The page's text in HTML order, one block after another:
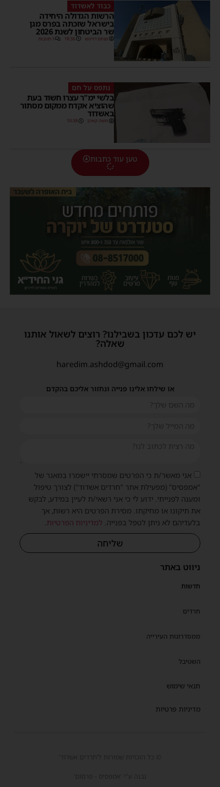
כבוד לאשדוד
הרשות הגדולה היחידה
בישראל שזכתה בפרס מגן
שר הביטחון לשנת 2026
מנחם דויטש 18:36 1 תגובות
נתפס על חם
בלשי ימ"ר עצרו חשוד בעת
שהוציא אקדח ממקום מסתור
באשדוד
משה קאהן 10:38
טען עוד כתבות
ניווט באתר
חדשות
חרדים
ממסדרונות העירייה
השטיבל
תנאי שימוש
מדיניות פרטיות
יש לכם עדכון בשבילנו? רוצים לשאול אותנו
שאלה?
haredim.ashdod@gmail.com
או שילחו אלינו פנייה ונחזור אליכם בהקדם
אני מאשר/ת כי הפרטים שמסרתי יישמרו במאגר של
"אמפסיס" (מפעילת אתר "חרדים אשדוד") לצורך טיפול
ומענה לפנייתי. ידוע לי כי אני רשאי/ת לעיין במידע, לבקש
את תיקונו או מחיקתו. מסירת הפרטים היא רשות, אך
בלעדיהם לא ניתן לטפל בפנייה. למדיניות הפרטיות.
שליחה
© כל הזכויות שמורות ל'חרדים אשדוד'
נבנה ע"י 'אמפסיס - פרסום'